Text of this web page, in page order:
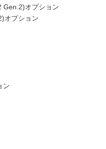
Gen.2)オプション
オプション
ン